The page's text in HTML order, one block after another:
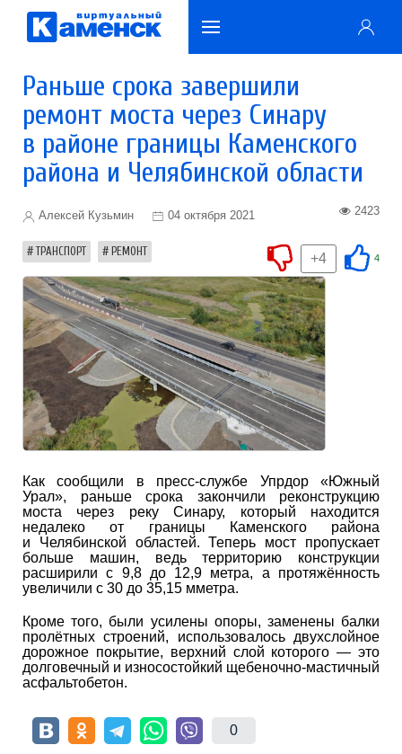
Раньше срока завершили
ремонт моста через Синару
в районе границы Каменского
района и Челябинской области
Алексей Кузьмин 04 октября 2021 2423
ТРАНСПОРТ РЕМОНТ 4
+4
Как сообщили в пресс-службе Упрдор «Южный
Урал», раньше срока закончили реконструкцию
моста через реку Синару, который находится
недалеко от границы Каменского района
и Челябинской областей. Теперь мост пропускает
больше машин, ведь территорию конструкции
расширили с 9,8 до 12,9 метра, а протяжённость
увеличили с 30 до 35,15 мметра.
Кроме того, были усилены опоры, заменены балки
пролётных строений, использовалось двухслойное
дорожное покрытие, верхний слой которого — это
долговечный и износостойкий щебеночно-мастичный
асфальтобетон.
0